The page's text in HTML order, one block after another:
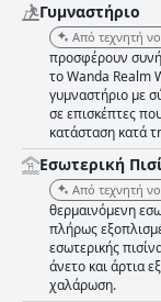
Γυμναστήριο
Από τεχνητή
προσφέρουν
το Wanda Realm
γυμναστήριο με
σε επισκέπτες
κατάσταση κατά
Εσωτερική
Από τεχνητή
θερμαινόμενη
πλήρως
εσωτερικής
άνετο και άρτια
χαλάρωση.